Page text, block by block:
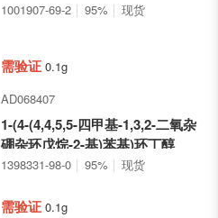
1001907-69-2 95% 现货
需验证 0.1g
AD068407
1-(4-(4,4,5,5-四甲基-1,3,2-二氧杂
硼杂环戊烷-2-基)苯基)环丁醇
1398331-98-0 95% 现货
需验证 0.1g